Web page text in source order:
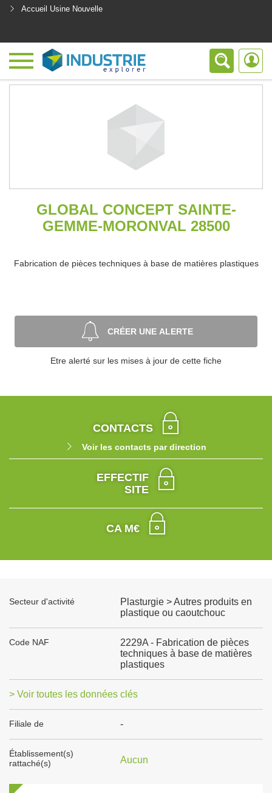
Accueil Usine Nouvelle
GLOBAL CONCEPT SAINTE-
GEMME-MORONVAL 28500
Fabrication de pièces techniques à base de matières plastiques
CRÉER UNE ALERTE
Etre alerté sur les mises à jour de cette fiche
CONTACTS
Voir les contacts par direction
EFFECTIF
SITE
CA M€
Secteur d'activité
Plasturgie > Autres produits en
plastique ou caoutchouc
Code NAF
2229A - Fabrication de pièces
techniques à base de matières
plastiques
> Voir toutes les données clés
Filiale de -
Établissement(s)
rattaché(s)
Aucun